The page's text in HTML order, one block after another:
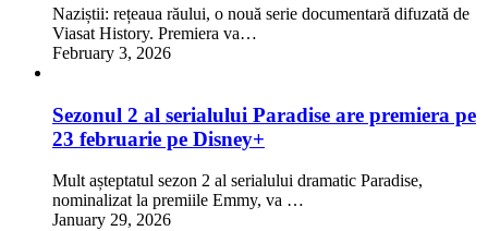
Naziștii: rețeaua răului, o nouă serie documentară difuzată de
Viasat History. Premiera va…
February 3, 2026
Sezonul 2 al serialului Paradise are premiera pe
23 februarie pe Disney+
Mult așteptatul sezon 2 al serialului dramatic Paradise,
nominalizat la premiile Emmy, va …
January 29, 2026